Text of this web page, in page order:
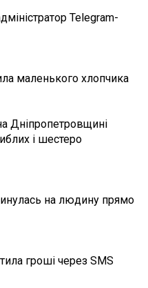
Telegram-
маленького хлопчика
Дніпропетровщині
і шестеро
на людину прямо
гроші через SMS